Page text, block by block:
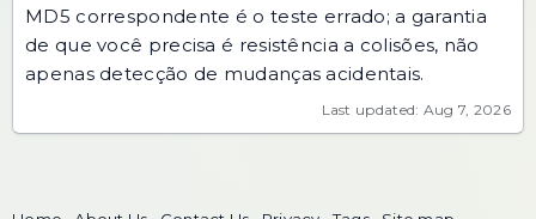
MD5 correspondente é o teste errado; a garantia
de que você precisa é resistência a colisões, não
apenas detecção de mudanças acidentais.
Last updated: Aug 7, 2026